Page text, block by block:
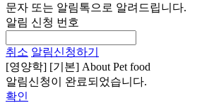
문자 또는 알림톡으로 알려드립니다.
알림 신청 번호
취소 알림신청하기
[영양학] [기본] About Pet food
알림신청이 완료되었습니다.
확인